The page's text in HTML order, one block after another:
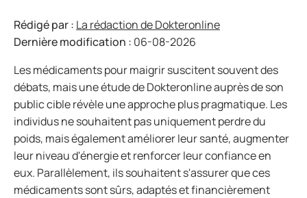
Rédigé par : La rédaction de Dokteronline
Dernière modification : 06-08-2026
Les médicaments pour maigrir suscitent souvent des
débats, mais une étude de Dokteronline auprès de son
public cible révèle une approche plus pragmatique. Les
individus ne souhaitent pas uniquement perdre du
poids, mais également améliorer leur santé, augmenter
leur niveau d'énergie et renforcer leur confiance en
eux. Parallèlement, ils souhaitent s'assurer que ces
médicaments sont sûrs, adaptés et financièrement